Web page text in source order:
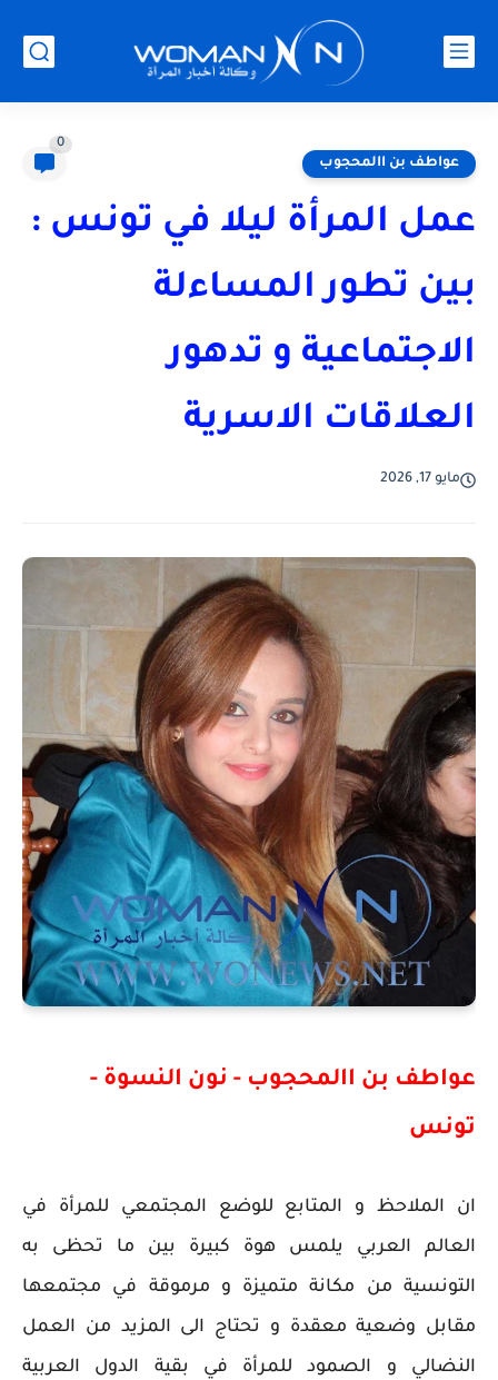
عواطف بن االمحجوب
0
عمل المرأة ليلا في تونس :
بين تطور المساءلة
الاجتماعية و تدهور
العلاقات الاسرية
مايو 17, 2026
عواطف بن االمحجوب - نون النسوة -
تونس
ان الملاحظ و المتابع للوضع المجتمعي للمرأة في
العالم العربي يلمس هوة كبيرة بين ما تحظى به
التونسية من مكانة متميزة و مرموقة في مجتمعها
مقابل وضعية معقدة و تحتاج الى المزيد من العمل
النضالي و الصمود للمرأة في بقية الدول العربية